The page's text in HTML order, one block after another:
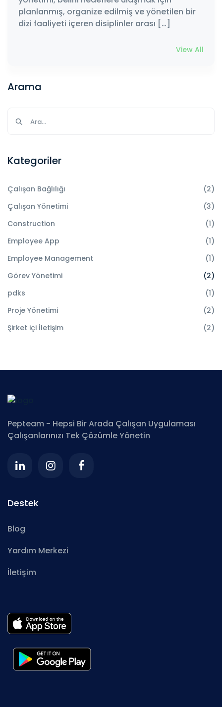
planlanmış, organize edilmiş ve yönetilen bir
dizi faaliyeti içeren disiplinler arası […]
View All
Arama
Kategoriler
Çalışan Bağlılığı
(2)
Çalışan Yönetimi
(3)
Construction
(1)
Employee App
(1)
Employee Management
(1)
Görev Yönetimi
(2)
pdks
(1)
Proje Yönetimi
(2)
Şirket içi İletişim
(2)
Pepteam - Hepsi Bir Arada Çalışan Uygulaması
Çalışanlarınızı Tek Çözümle Yönetin
Destek
Blog
Yardım Merkezi
İletişim